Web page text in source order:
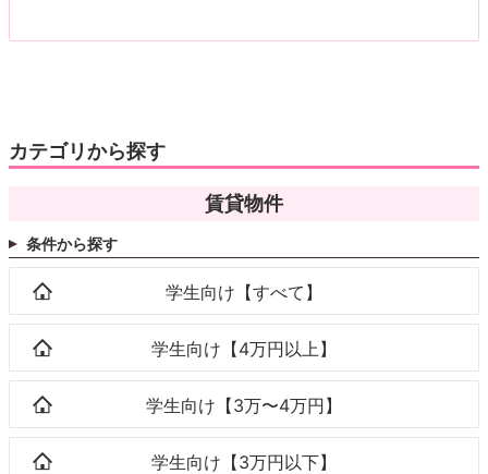
カテゴリから探す
賃貸物件
条件から探す
学生向け【すべて】
学生向け【4万円以上】
学生向け【3万〜4万円】
学生向け【3万円以下】